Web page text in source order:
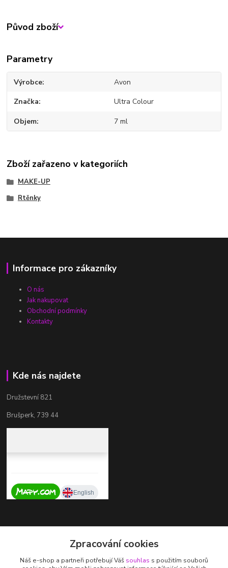
Původ zboží
Parametry
Výrobce Avon
Značka Ultra Colour
Objem 7 ml
Zboží zařazeno v kategoriích
MAKE-UP
Rtěnky
Informace pro zákazníky
O nás
Jak nakupovat
Obchodní podmínky
Kontakty
Kde nás najdete
Družstevní 821
Brušperk, 739 44
+420 737 725 324
Zpracování cookies
Náš e-shop a partneři potřebují Váš souhlas s použitím souborů